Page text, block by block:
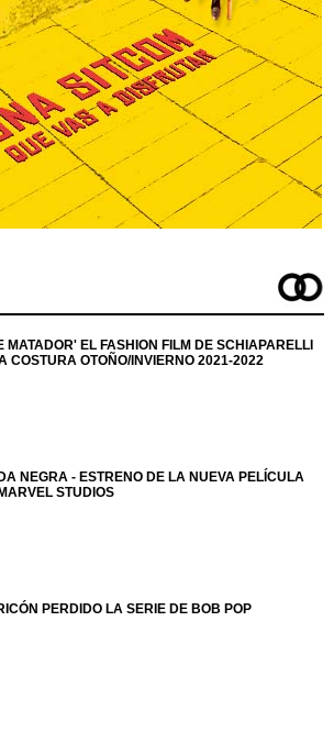
MATADOR' EL FASHION FILM DE SCHIAPARELLI
COSTURA OTOÑO/INVIERNO 2021-2022
NEGRA - ESTRENO DE LA NUEVA PELÍCULA
STUDIOS
PERDIDO LA SERIE DE BOB POP